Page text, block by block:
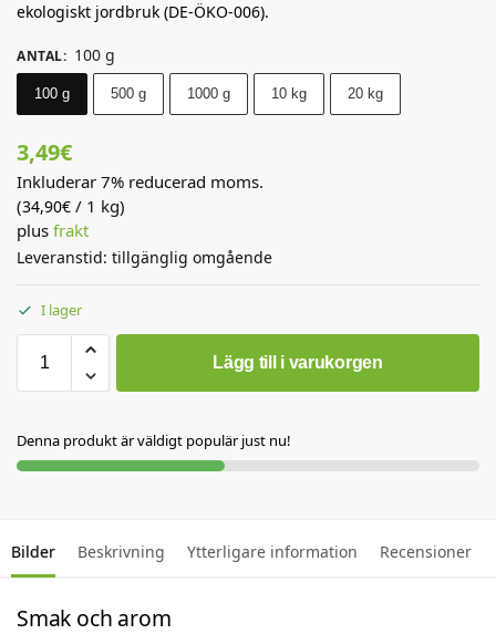
ekologiskt jordbruk (DE-ÖKO-006).
ANTAL: 100 g
100 g 500 g 1000 g 10 kg 20 kg
3,49€
Inkluderar 7% reducerad moms.
(34,90€ / 1 kg)
plus frakt
Leveranstid: tillgänglig omgående
I lager
Lägg till i varukorgen
Denna produkt är väldigt populär just nu!
Bilder Beskrivning Ytterligare information Recensioner
Smak och arom